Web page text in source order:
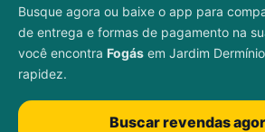
Busque agora ou baixe o app para
de entrega e formas de pagamento na
você encontra Fogás em Jardim Dermínio
rapidez.
Buscar revendas